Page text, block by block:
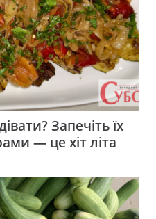
Запечіть їх
— це хіт літа